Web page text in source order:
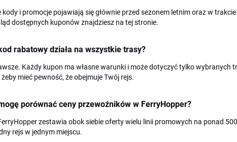
kody i promocje pojawiają się głównie przed sezonem letnim oraz w
dostępnych kuponów znajdziesz na tej stronie.
rabatowy działa na wszystkie trasy?
Każdy kupon ma własne warunki i może dotyczyć tylko
żeby mieć pewność, że obejmuje Twój rejs.
porównać ceny przewoźników w FerryHopper?
zestawia obok siebie oferty wielu linii promowych na ponad
rejs w jednym miejscu.